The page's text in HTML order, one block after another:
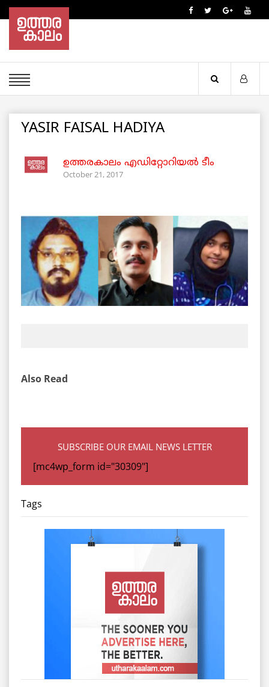
YASIR FAISAL HADIYA
ഉത്തരകാലം എഡിറ്റോറിയല്‍ ടീം
October 21, 2017
Also Read
SUBSCRIBE OUR EMAIL NEWS LETTER
[mc4wp_form id="30309"]
Tags